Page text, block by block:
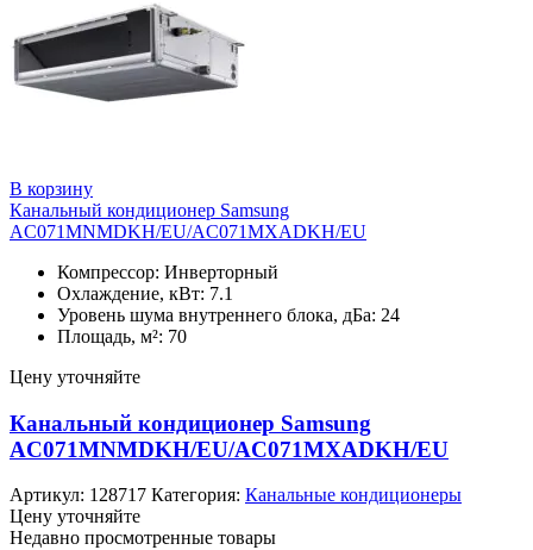
В корзину
Канальный кондиционер Samsung
AC071MNMDKH/EU/AC071MXADKH/EU
Компрессор: Инверторный
Охлаждение, кВт: 7.1
Уровень шума внутреннего блока, дБа: 24
Площадь, м²: 70
Цену уточняйте
Канальный кондиционер Samsung
AC071MNMDKH/EU/AC071MXADKH/EU
Артикул: 128717 Категория: Канальные кондиционеры
Цену уточняйте
Недавно просмотренные товары